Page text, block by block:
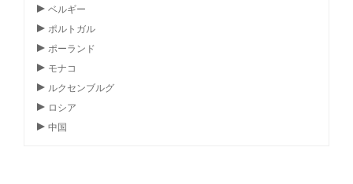
ベルギー
ポルトガル
ポーランド
モナコ
ルクセンブルグ
ロシア
中国